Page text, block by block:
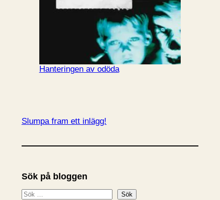
Hanteringen av odöda
Slumpa fram ett inlägg!
Sök på bloggen
S
Sök